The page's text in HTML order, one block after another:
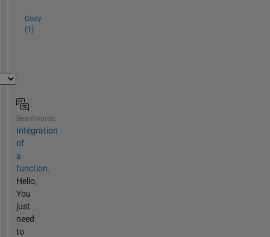
Cody
(1)
Beantwortet
Integration
of
a
function.
Hello,
You
just
need
to